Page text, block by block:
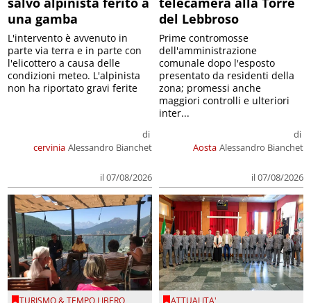
una gamba
cervinia
di
Alessandro Bianchet
il 07/08/2026
L'intervento è avvenuto in
parte via terra e in parte con
l'elicottero a causa delle
condizioni meteo. L'alpinista
non ha riportato gravi ferite
del Lebbroso
Aosta
di
Alessandro Bianchet
il 07/08/2026
Prime contromosse
dell'amministrazione
comunale dopo l'esposto
presentato da residenti della
zona; promessi anche
maggiori controlli e ulteriori
inter...